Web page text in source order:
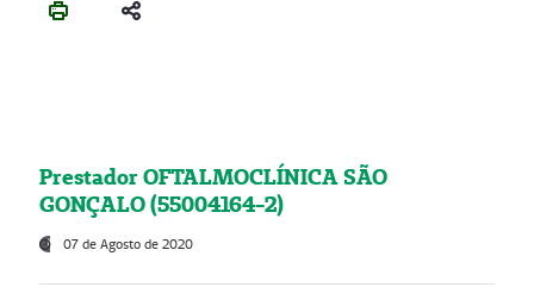
Prestador OFTALMOCLÍNICA SÃO
GONÇALO (55004164-2)
07 de Agosto de 2020